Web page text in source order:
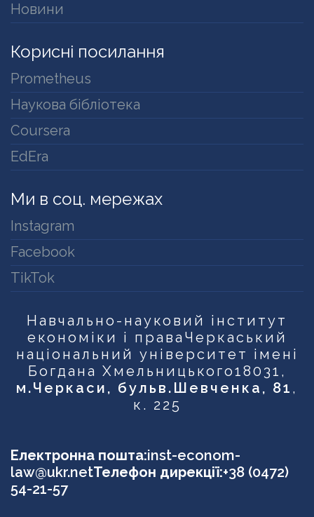
Новини
Корисні посилання
Prometheus
Наукова бібліотека
Coursera
EdEra
Ми в соц. мережах
Instagram
Facebook
TikTok
Навчально-науковий інститут
економіки і права Черкаський
національний університет імені
Богдана Хмельницького18031,
м.Черкаси, бульв.Шевченка, 81 ,
к. 225
Електронна пошта:inst-econom-
law@ukr.netТелефон дирекції:+38 (0472)
54-21-57